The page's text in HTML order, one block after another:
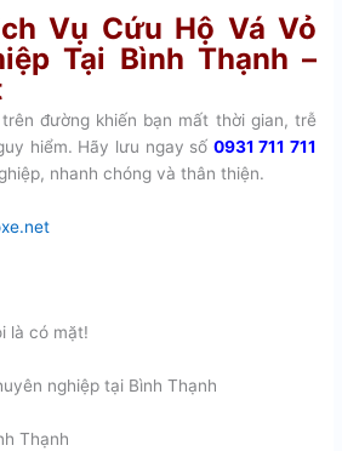
Vụ Cứu Hộ Vá Vỏ
Tại Bình Thạnh –
đường khiến bạn mất thời gian, trễ
hiểm. Hãy lưu ngay số 0931 711 711
nhanh chóng và thân thiện.
là có mặt!
nghiệp tại Bình Thạnh
Thạnh